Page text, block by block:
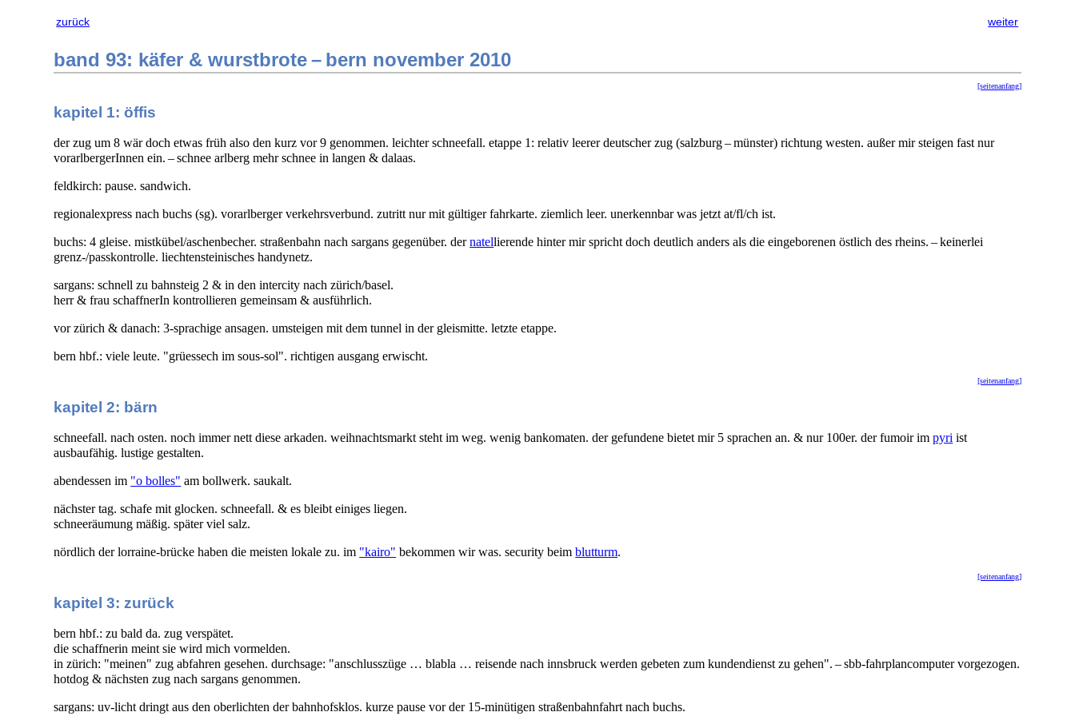
zurück weiter
band 93: käfer & wurstbrote – bern november 2010
[seitenanfang]
kapitel 1: öffis
der zug um 8 wär doch etwas früh also den kurz vor 9 genommen. leichter schneefall. etappe 1: relativ leerer deutscher zug (salzburg – münster) richtung westen. außer mir steigen fast nur
vorarlbergerInnen ein. – schnee arlberg mehr schnee in langen & dalaas.
feldkirch: pause. sandwich.
regionalexpress nach buchs (sg). vorarlberger verkehrsverbund. zutritt nur mit gültiger fahrkarte. ziemlich leer. unerkennbar was jetzt at/fl/ch ist.
buchs: 4 gleise. mistkübel/aschenbecher. straßenbahn nach sargans gegenüber. dernatellierende hinter mir spricht doch deutlich anders als die eingeborenen östlich des rheins. – keinerlei
grenz-/passkontrolle. liechtensteinisches handynetz.
sargans: schnell zu bahnsteig 2 & in den intercity nach zürich/basel.
herr & frau schaffnerIn kontrollieren gemeinsam & ausführlich.
vor zürich & danach: 3-sprachige ansagen. umsteigen mit dem tunnel in der gleismitte. letzte etappe.
bern hbf.: viele leute. "grüessech im sous-sol". richtigen ausgang erwischt.
[seitenanfang]
kapitel 2: bärn
schneefall. nach osten. noch immer nett diese arkaden. weihnachtsmarkt steht im weg. wenig bankomaten. der gefundene bietet mir 5 sprachen an. & nur 100er. der fumoir impyri ist
ausbaufähig. lustige gestalten.
abendessen im "o bolles" am bollwerk. saukalt.
nächster tag. schafe mit glocken. schneefall. & es bleibt einiges liegen.
schneeräumung mäßig. später viel salz.
nördlich der lorraine-brücke haben die meisten lokale zu. im "kairo" bekommen wir was. security beimblutturm.
[seitenanfang]
kapitel 3: zurück
bern hbf.: zu bald da. zug verspätet.
die schaffnerin meint sie wird mich vormelden.
in zürich: "meinen" zug abfahren gesehen. durchsage: "anschlusszüge … blabla … reisende nach innsbruck werden gebeten zum kundendienst zu gehen". – sbb-fahrplancomputer vorgezogen.
hotdog & nächsten zug nach sargans genommen.
sargans: uv-licht dringt aus den oberlichten der bahnhofsklos. kurze pause vor der 15-minütigen straßenbahnfahrt nach buchs.